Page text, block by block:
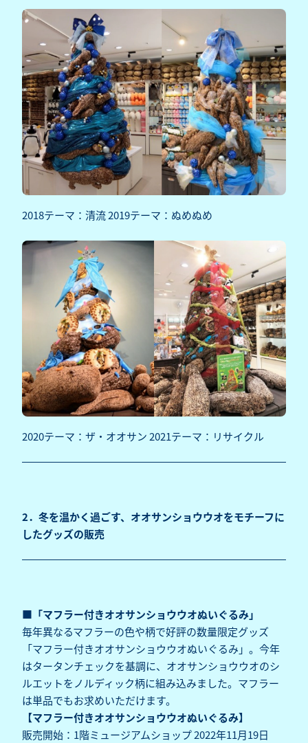
2018テーマ：清流 2019テーマ：ぬめぬめ
2020テーマ：ザ・オオサン 2021テーマ：リサイクル
2．冬を温かく過ごす、オオサンショウウオをモチーフに
したグッズの販売
■「マフラー付きオオサンショウウオぬいぐるみ」
毎年異なるマフラーの色や柄で好評の数量限定グッズ
「マフラー付きオオサンショウウオぬいぐるみ」。今年
はタータンチェックを基調に、オオサンショウウオのシ
ルエットをノルディック柄に組み込みました。マフラー
は単品でもお求めいただけます。
【マフラー付きオオサンショウウオぬいぐるみ】
販売開始：1階ミュージアムショップ 2022年11月19日